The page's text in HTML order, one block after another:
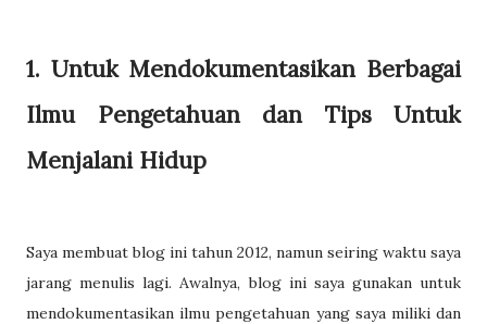
1. Untuk Mendokumentasikan Berbagai
Ilmu Pengetahuan dan Tips Untuk
Menjalani Hidup
Saya membuat blog ini tahun 2012, namun seiring waktu saya
jarang menulis lagi. Awalnya, blog ini saya gunakan untuk
mendokumentasikan ilmu pengetahuan yang saya miliki dan